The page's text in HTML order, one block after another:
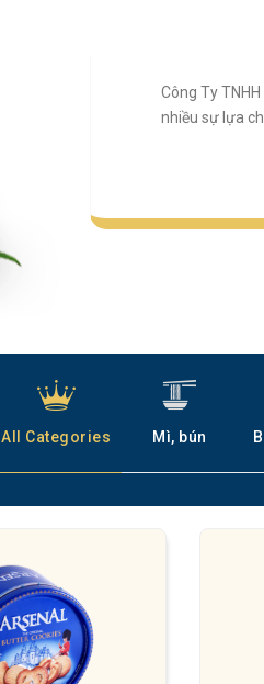
Công Ty
nhiều sự lựa
All Categories Mì, bún